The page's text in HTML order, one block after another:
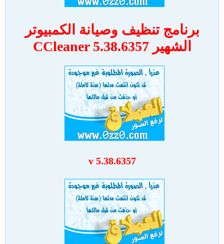
برنامج تنظيف وصيانة الكمبيوتر
الشهير CCleaner 5.38.6357
v 5.38.6357